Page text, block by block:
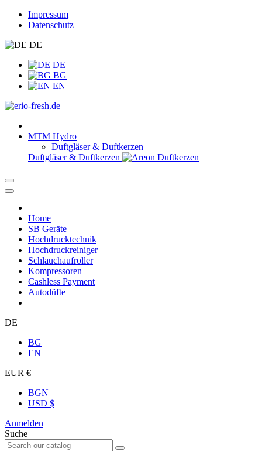
Impressum
Datenschutz
DE
DE
BG
EN
MTM Hydro
Duftgläser & Duftkerzen
Duftgläser & Duftkerzen
Home
SB Geräte
Hochdrucktechnik
Hochdruckreiniger
Schlauchaufroller
Kompressoren
Cashless Payment
Autodüfte
DE
BG
EN
EUR €
BGN
USD $
Anmelden
Suche